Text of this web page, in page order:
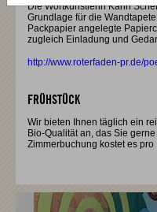
Die Wortkünstlerin Karin
Grundlage für die
Packpapier angelegte
zugleich Einladung und
http://www.roterfaden-pr.de/
FRÜHSTÜCK
Wir bieten Ihnen täglich ein
Bio-Qualität an, das Sie
Zimmerbuchung kostet es